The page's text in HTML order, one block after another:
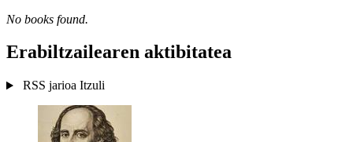
No books found.
Erabiltzailearen aktibitatea
RSS jarioa Itzuli